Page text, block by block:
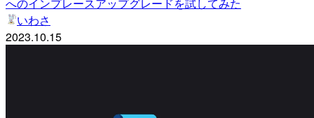
いわさ
2023.10.15